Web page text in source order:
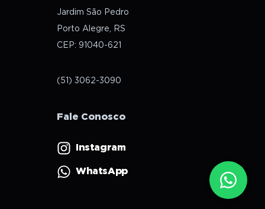
Jardim São Pedro
Porto Alegre, RS
CEP: 91040-621
(51) 3062-3090
Fale Conosco
Instagram
WhatsApp